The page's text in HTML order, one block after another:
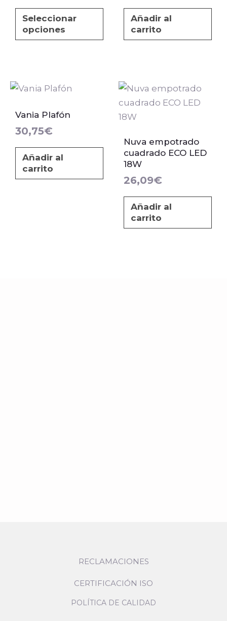
Seleccionar
opciones
variantes.
opciones
página
producto
Añadir al
carrito
Vania Plafón
30,75€
Añadir al
carrito
Nuva empotrado
cuadrado ECO LED
18W
26,09€
Añadir al
carrito
RECLAMACIONES
CERTIFICACIÓN ISO
POLÍTICA DE CALIDAD